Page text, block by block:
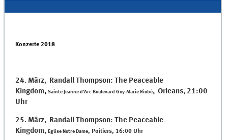
Konzerte 2018
24. März, Randall Thompson: The Peaceable
Kingdom,Sainte Jeanne d’Arc Boulevard Guy-Marie Riobé, Orleans, 21:00
Uhr
25. März, Randall Thompson: The Peaceable
Kingdom,Eglise Notre Dame, Poitiers, 16:00 Uhr